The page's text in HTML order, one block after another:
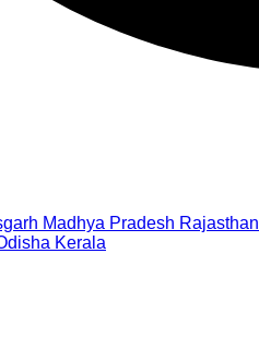
Madhya Pradesh Rajasthan
Kerala